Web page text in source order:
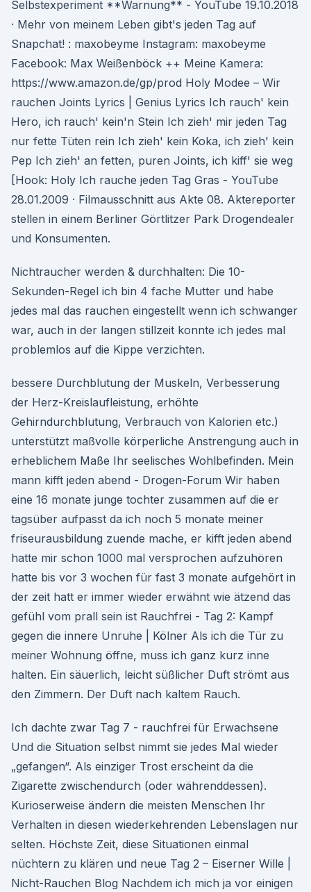
Selbstexperiment **Warnung** - YouTube 19.10.2018
· Mehr von meinem Leben gibt's jeden Tag auf
Snapchat! : maxobeyme Instagram: maxobeyme
Facebook: Max Weißenböck ++ Meine Kamera:
https://www.amazon.de/gp/prod Holy Modee – Wir
rauchen Joints Lyrics | Genius Lyrics Ich rauch' kein
Hero, ich rauch' kein'n Stein Ich zieh' mir jeden Tag
nur fette Tüten rein Ich zieh' kein Koka, ich zieh' kein
Pep Ich zieh' an fetten, puren Joints, ich kiff' sie weg
[Hook: Holy Ich rauche jeden Tag Gras - YouTube
28.01.2009 · Filmausschnitt aus Akte 08. Aktereporter
stellen in einem Berliner Görtlitzer Park Drogendealer
und Konsumenten.
Nichtraucher werden & durchhalten: Die 10-
Sekunden-Regel ich bin 4 fache Mutter und habe
jedes mal das rauchen eingestellt wenn ich schwanger
war, auch in der langen stillzeit konnte ich jedes mal
problemlos auf die Kippe verzichten.
bessere Durchblutung der Muskeln, Verbesserung
der Herz-Kreislaufleistung, erhöhte
Gehirndurchblutung, Verbrauch von Kalorien etc.)
unterstützt maßvolle körperliche Anstrengung auch in
erheblichem Maße Ihr seelisches Wohlbefinden. Mein
mann kifft jeden abend - Drogen-Forum Wir haben
eine 16 monate junge tochter zusammen auf die er
tagsüber aufpasst da ich noch 5 monate meiner
friseurausbildung zuende mache, er kifft jeden abend
hatte mir schon 1000 mal versprochen aufzuhören
hatte bis vor 3 wochen für fast 3 monate aufgehört in
der zeit hatt er immer wieder erwähnt wie ätzend das
gefühl vom prall sein ist Rauchfrei - Tag 2: Kampf
gegen die innere Unruhe | Kölner Als ich die Tür zu
meiner Wohnung öffne, muss ich ganz kurz inne
halten. Ein säuerlich, leicht süßlicher Duft strömt aus
den Zimmern. Der Duft nach kaltem Rauch.
Ich dachte zwar Tag 7 - rauchfrei für Erwachsene
Und die Situation selbst nimmt sie jedes Mal wieder
„gefangen“. Als einziger Trost erscheint da die
Zigarette zwischendurch (oder währenddessen).
Kurioserweise ändern die meisten Menschen Ihr
Verhalten in diesen wiederkehrenden Lebenslagen nur
selten. Höchste Zeit, diese Situationen einmal
nüchtern zu klären und neue Tag 2 – Eiserner Wille |
Nicht-Rauchen Blog Nachdem ich mich ja vor einigen